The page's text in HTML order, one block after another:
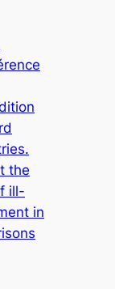
the
ill-
in